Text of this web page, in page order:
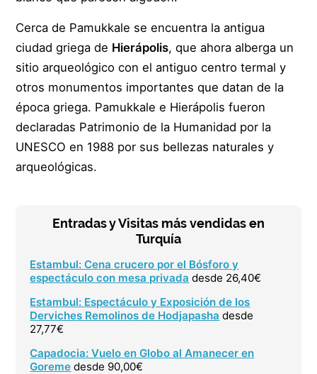
Cerca de Pamukkale se encuentra la antigua
ciudad griega de Hierápolis, que ahora alberga un
sitio arqueológico con el antiguo centro termal y
otros monumentos importantes que datan de la
época griega. Pamukkale e Hierápolis fueron
declaradas Patrimonio de la Humanidad por la
UNESCO en 1988 por sus bellezas naturales y
arqueológicas.
Entradas y Visitas más vendidas en
Turquía
Estambul: Cena crucero por el Bósforo y
espectáculo con mesa privada desde 26,40€
Estambul: Espectáculo y Exposición de los
Derviches Remolinos de Hodjapasha desde
27,77€
Capadocia: Vuelo en Globo al Amanecer en
Goreme desde 90,00€